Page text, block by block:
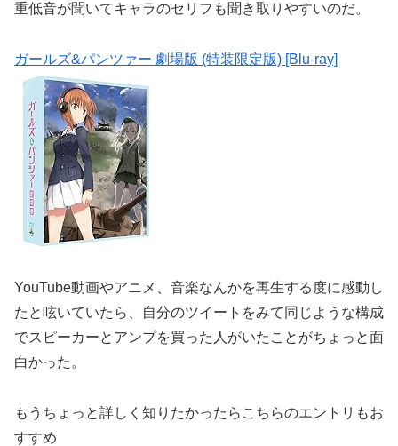
重低音が聞いてキャラのセリフも聞き取りやすいのだ。
ガールズ&パンツァー 劇場版 (特装限定版) [Blu-ray]
YouTube動画やアニメ、音楽なんかを再生する度に感動し
たと呟いていたら、自分のツイートをみて同じような構成
でスピーカーとアンプを買った人がいたことがちょっと面
白かった。
もうちょっと詳しく知りたかったらこちらのエントリもお
すすめ